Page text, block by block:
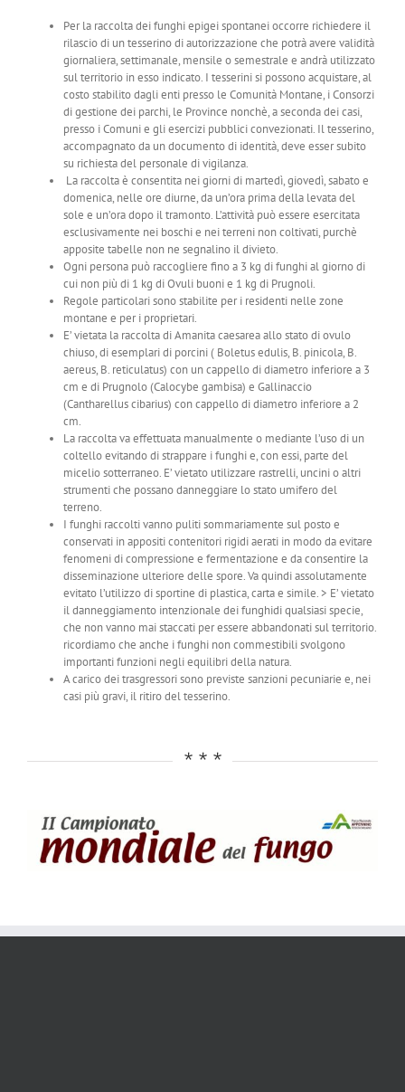
Per la raccolta dei funghi epigei spontanei occorre richiedere il
rilascio di un tesserino di autorizzazione che potrà avere validità
giornaliera, settimanale, mensile o semestrale e andrà utilizzato
sul territorio in esso indicato. I tesserini si possono acquistare, al
costo stabilito dagli enti presso le Comunità Montane, i Consorzi
di gestione dei parchi, le Province nonchè, a seconda dei casi,
presso i Comuni e gli esercizi pubblici convezionati. Il tesserino,
accompagnato da un documento di identità, deve esser subito
su richiesta del personale di vigilanza.
La raccolta è consentita nei giorni di martedì, giovedì, sabato e
domenica, nelle ore diurne, da un’ora prima della levata del
sole e un’ora dopo il tramonto. L’attività può essere esercitata
esclusivamente nei boschi e nei terreni non coltivati, purchè
apposite tabelle non ne segnalino il divieto.
Ogni persona può raccogliere fino a 3 kg di funghi al giorno di
cui non più di 1 kg di Ovuli buoni e 1 kg di Prugnoli.
Regole particolari sono stabilite per i residenti nelle zone
montane e per i proprietari.
E’ vietata la raccolta di Amanita caesarea allo stato di ovulo
chiuso, di esemplari di porcini ( Boletus edulis, B. pinicola, B.
aereus, B. reticulatus) con un cappello di diametro inferiore a 3
cm e di Prugnolo (Calocybe gambisa) e Gallinaccio
(Cantharellus cibarius) con cappello di diametro inferiore a 2
cm.
La raccolta va effettuata manualmente o mediante l’uso di un
coltello evitando di strappare i funghi e, con essi, parte del
micelio sotterraneo. E’ vietato utilizzare rastrelli, uncini o altri
strumenti che possano danneggiare lo stato umifero del
terreno.
I funghi raccolti vanno puliti sommariamente sul posto e
conservati in appositi contenitori rigidi aerati in modo da evitare
fenomeni di compressione e fermentazione e da consentire la
disseminazione ulteriore delle spore. Va quindi assolutamente
evitato l’utilizzo di sportine di plastica, carta e simile. > E’ vietato
il danneggiamento intenzionale dei funghidi qualsiasi specie,
che non vanno mai staccati per essere abbandonati sul territorio.
ricordiamo che anche i funghi non commestibili svolgono
importanti funzioni negli equilibri della natura.
A carico dei trasgressori sono previste sanzioni pecuniarie e, nei
casi più gravi, il ritiro del tesserino.
***